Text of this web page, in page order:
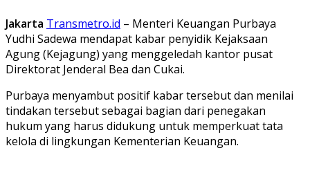
Jakarta Transmetro.id – Menteri Keuangan Purbaya
Yudhi Sadewa mendapat kabar penyidik Kejaksaan
Agung (Kejagung) yang menggeledah kantor pusat
Direktorat Jenderal Bea dan Cukai.
Purbaya menyambut positif kabar tersebut dan menilai
tindakan tersebut sebagai bagian dari penegakan
hukum yang harus didukung untuk memperkuat tata
kelola di lingkungan Kementerian Keuangan.